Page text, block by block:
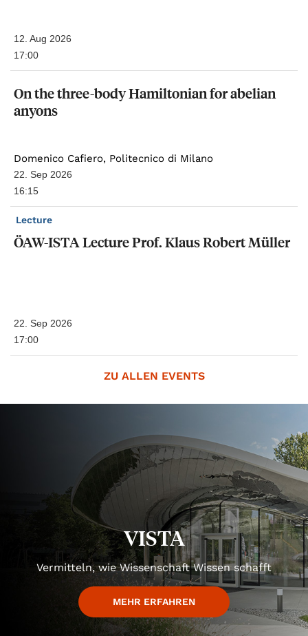
12. Aug 2026
17:00
Onthethree-bodyHamiltonianforabelian
anyons
Domenico Cafiero, Politecnico di Milano
22. Sep 2026
16:15
Lecture
ÖAW-ISTALectureProf.KlausRobertMüller
22. Sep 2026
17:00
ZU ALLEN EVENTS
VISTA
Vermitteln, wie Wissenschaft Wissen schafft
MEHR ERFAHREN